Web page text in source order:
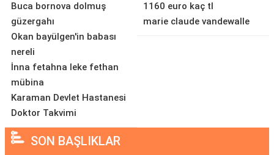
Buca bornova dolmuş
güzergahı
Okan bayülgen'in babası
nereli
İnna fetahna leke fethan
mübina
Karaman Devlet Hastanesi
Doktor Takvimi
1160 euro kaç tl
marie claude vandewalle
SON BAŞLIKLAR